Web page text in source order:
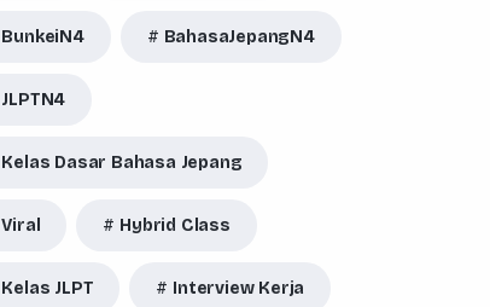
BunkeiN4 BahasaJepangN4
JLPTN4
Kelas Dasar Bahasa Jepang
Viral Hybrid Class
Kelas JLPT Interview Kerja